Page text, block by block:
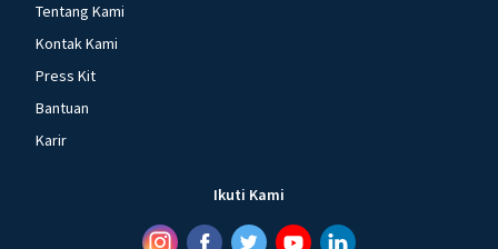
Tentang Kami
Kontak Kami
Press Kit
Bantuan
Karir
Ikuti Kami